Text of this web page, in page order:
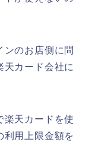
ンのお店側に問
天カード会社に
楽天カードを使
利用上限金額を